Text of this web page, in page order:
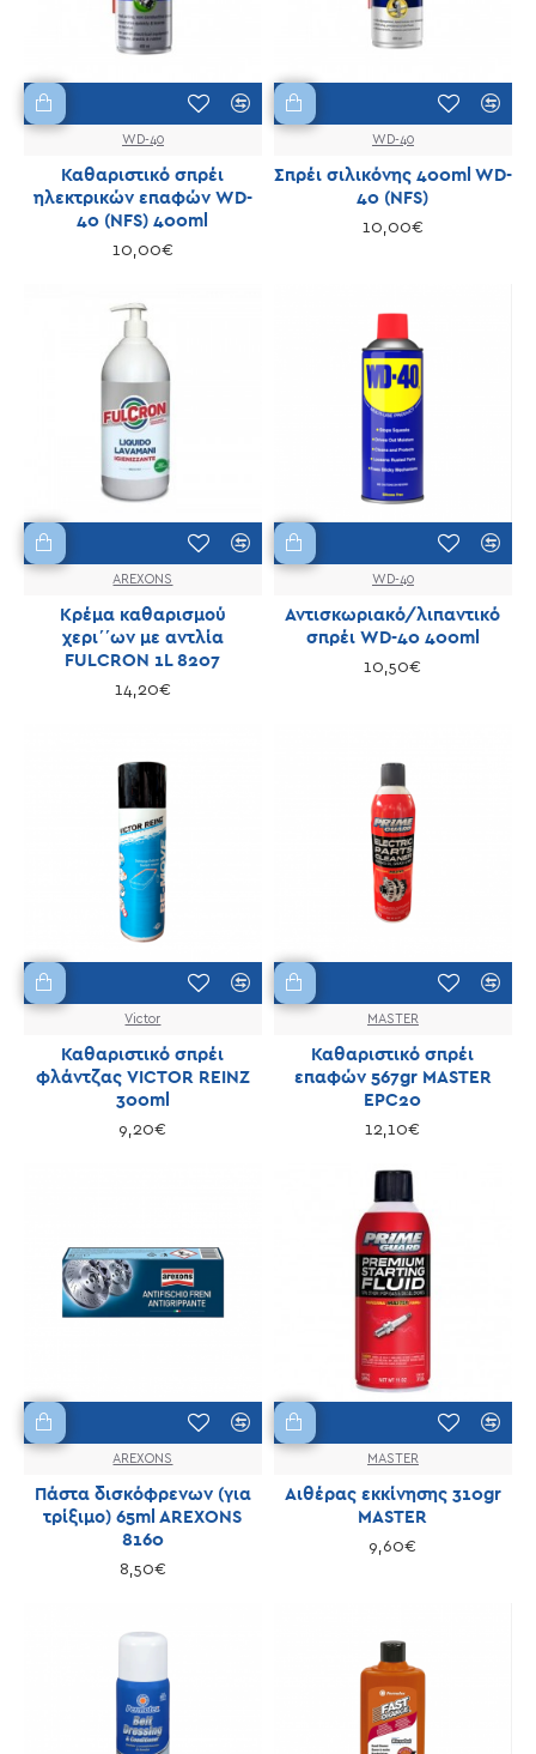
WD-40
Καθαριστικό σπρέι
ηλεκτρικών επαφών WD-
40 (NFS) 400ml
10,00€
WD-40
Σπρέι σιλικόνης 400ml WD-
40 (NFS)
10,00€
AREXONS
Κρέμα καθαρισμού
χερι΄΄ων με αντλία
FULCRON 1L 8207
14,20€
WD-40
Αντισκωριακό/λιπαντικό
σπρέι WD-40 400ml
10,50€
Victor
Καθαριστικό σπρέι
φλάντζας VICTOR REINZ
300ml
9,20€
MASTER
Καθαριστικό σπρέι
επαφών 567gr MASTER
EPC20
12,10€
AREXONS
Πάστα δισκόφρενων (για
τρίξιμο) 65ml AREXONS
8160
8,50€
MASTER
Αιθέρας εκκίνησης 310gr
MASTER
9,60€